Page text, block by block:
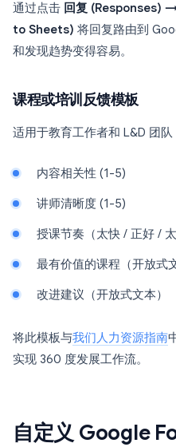
通过点击 回复 (Responses)
to Sheets) 将回复路由到
和发现趋势变得容易。
课程或培训反馈模板
适用于教育工作者和 L&D 团队
内容相关性 (1-5)
讲师清晰度 (1-5)
授课节奏（太快 / 正好 / 太
最有价值的课程（开放式
改进建议（开放式文本）
将此模板与我们人力资源指南
实现 360 度发展工作流。
自定义 Google